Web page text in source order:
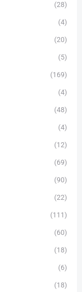
(28)
(4)
(20)
(5)
(169)
(4)
(48)
(4)
(12)
(69)
(90)
(22)
(111)
(60)
(18)
(6)
(18)